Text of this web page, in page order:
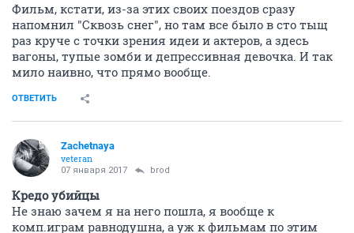
Фильм, кстати, из-за этих своих поездов сразу
напомнил "Сквозь снег", но там все было в сто тыщ
раз круче с точки зрения идеи и актеров, а здесь
вагоны, тупые зомби и депрессивная девочка. И так
мило наивно, что прямо вообще.
ОТВЕТИТЬ
Zachetnaya
veteran
07 января 2017 brod
Кредо убийцы
Не знаю зачем я на него пошла, я вообще к
комп.играм равнодушна, а уж к фильмам по этим